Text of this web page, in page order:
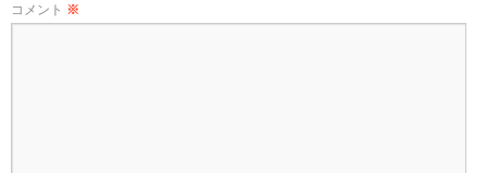
コメント ※